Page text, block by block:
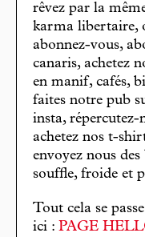
rêvez par la
karma libertaire,
abonnez-vous,
canaris, achetez
en manif, cafés,
faites notre pub
insta, répercutez-
achetez nos t-
envoyez nous
souffle, froide et
Tout cela se
ici : PAGE